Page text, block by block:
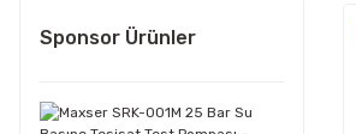
Sponsor Ürünler